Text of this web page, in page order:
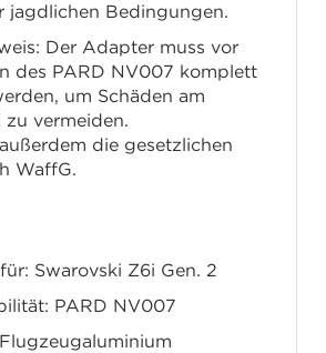
jagdlichen Bedingungen.
Der Adapter muss vor
des PARD NV007 komplett
um Schäden am
zu vermeiden.
die gesetzlichen
WaffG.
Swarovski Z6i Gen. 2
PARD NV007